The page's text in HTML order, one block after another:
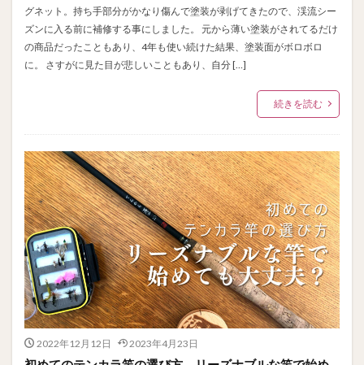
グネット。持ち手部分がかなり傷んで塗装が剥げてきたので、渓流シー
ズンに入る前に補修する事にしました。 元から薄い塗装がされてるだけ
の商品だったこともあり、4年も使い続けた結果、塗装面がボロボロ
に。 さすがに見た目が悲しいこともあり、自分 […]
続きを読む
2022年12月12日 2023年4月23日